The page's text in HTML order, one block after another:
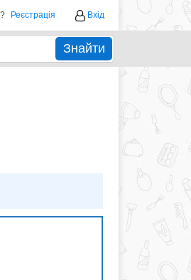
Реєстрація Вхід
Знайти